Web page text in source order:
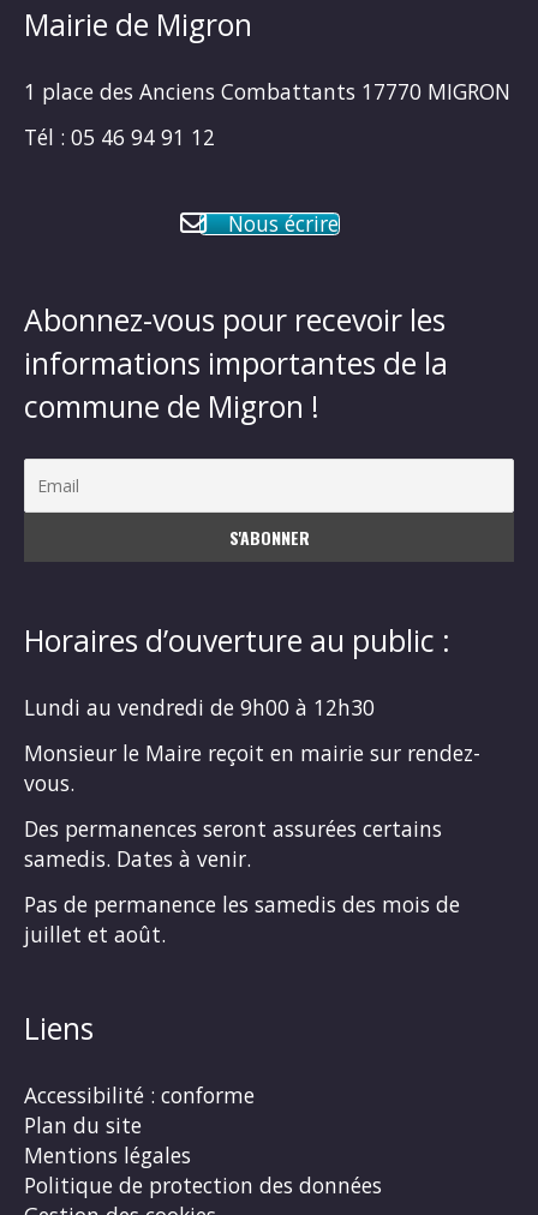
Mairie de Migron
1 place des Anciens Combattants 17770 MIGRON
Tél : 05 46 94 91 12
Nous écrire
Abonnez-vous pour recevoir les
informations importantes de la
commune de Migron !
Horaires d’ouverture au public :
Lundi au vendredi de 9h00 à 12h30
Monsieur le Maire reçoit en mairie sur rendez-
vous.
Des permanences seront assurées certains
samedis. Dates à venir.
Pas de permanence les samedis des mois de
juillet et août.
Liens
Accessibilité : conforme
Plan du site
Mentions légales
Politique de protection des données